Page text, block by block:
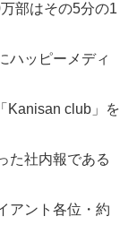
部はその5分の1
ハッピーメディ
Kanisan club」を
た社内報である
アント各位・約